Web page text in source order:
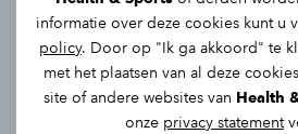
informatie over deze cookies kunt u
policy. Door op "Ik ga akkoord" te
met het plaatsen van al deze
site of andere websites van Health
onze privacy statement
Individueel trainen met
Sneller en efficiënter
Verbeteren van o.a.
stabiliteit